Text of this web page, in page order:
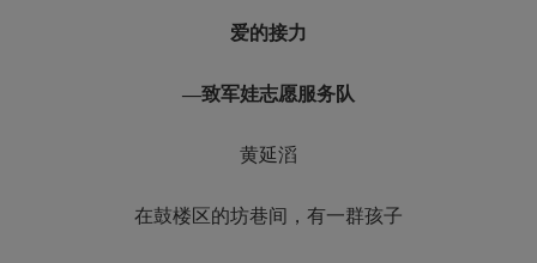
爱的接力
―致军娃志愿服务队
黄延滔
在鼓楼区的坊巷间，有一群孩子